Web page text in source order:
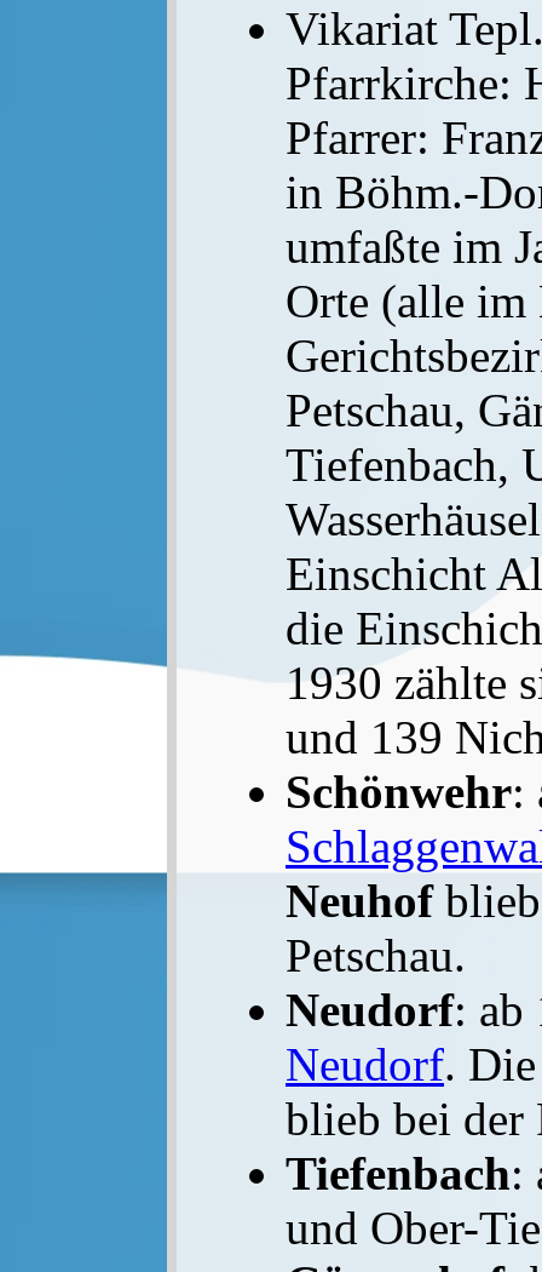
Vikariat
Pfarrkirche:
Pfarrer:
in Böhm.-
umfaßte im
Orte (alle im
Petschau,
Tiefenbach,
Einschicht
die
1930 zählte
und 139
Schönwehr:
Neuhofblieb
Petschau.
Neudorf: ab
Neudorf.
blieb bei der
Tiefenbach:
und Ober-